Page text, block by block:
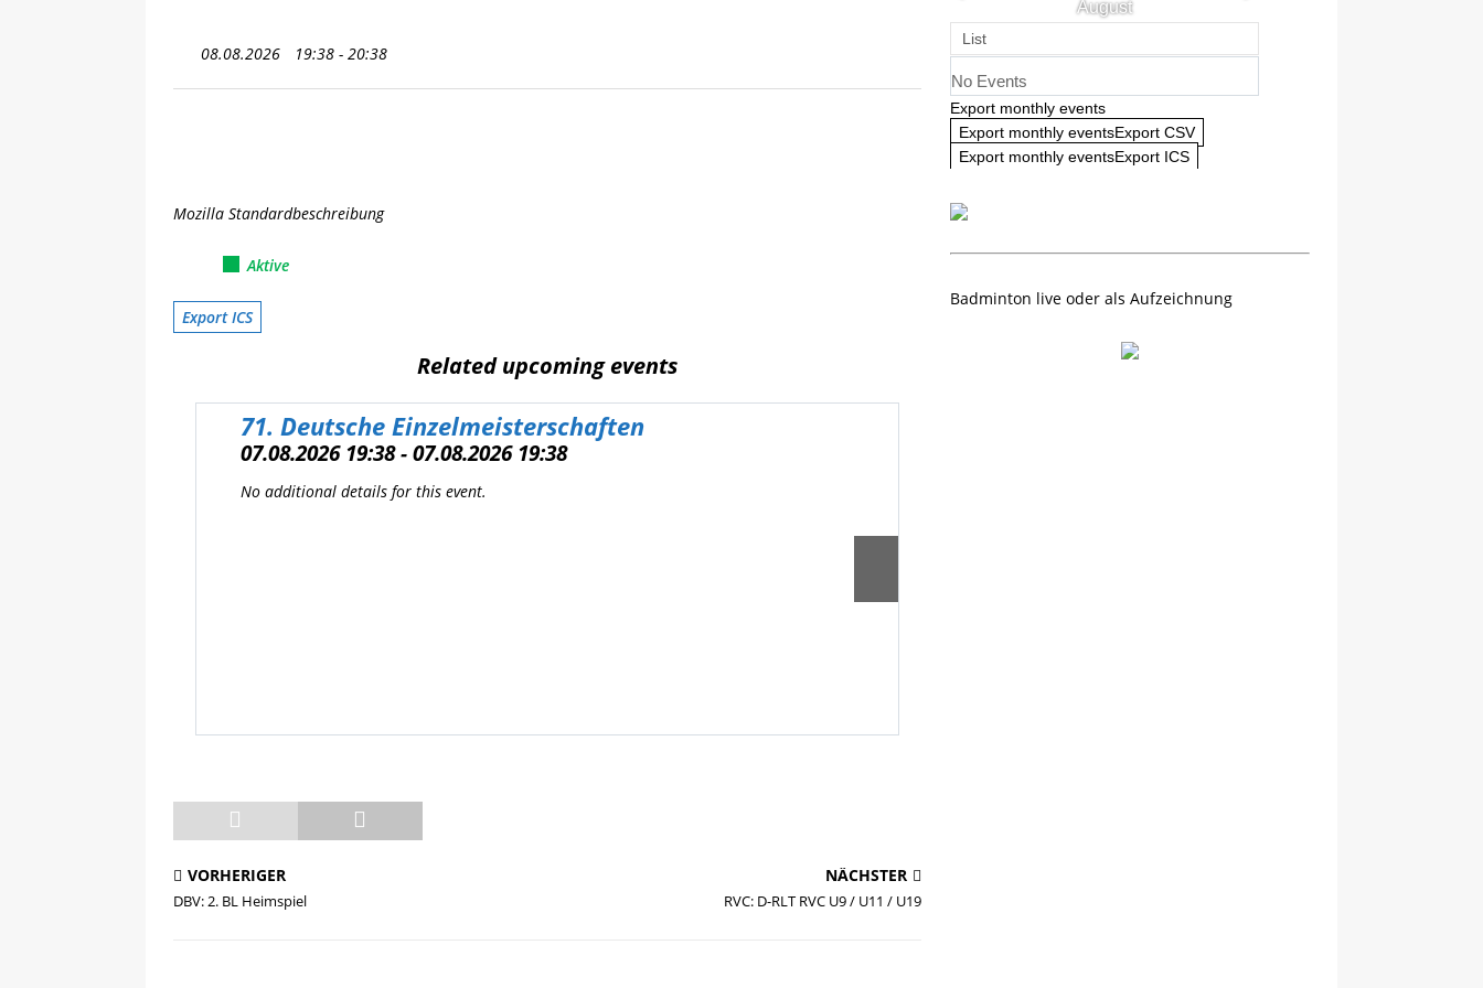
08.08.2026 19:38 - 20:38
Mozilla Standardbeschreibung
Aktive
Export ICS
Related upcoming events
71. Deutsche Einzelmeisterschaften
07.08.2026 19:38 - 07.08.2026 19:38
No additional details for this event.
VORHERIGER
DBV: 2. BL Heimspiel
NÄCHSTER
RVC: D-RLT RVC U9 / U11 / U19
August
List
No Events
Export monthly events
Export monthly eventsExport CSV
Export monthly eventsExport ICS
Badminton live oder als Aufzeichnung